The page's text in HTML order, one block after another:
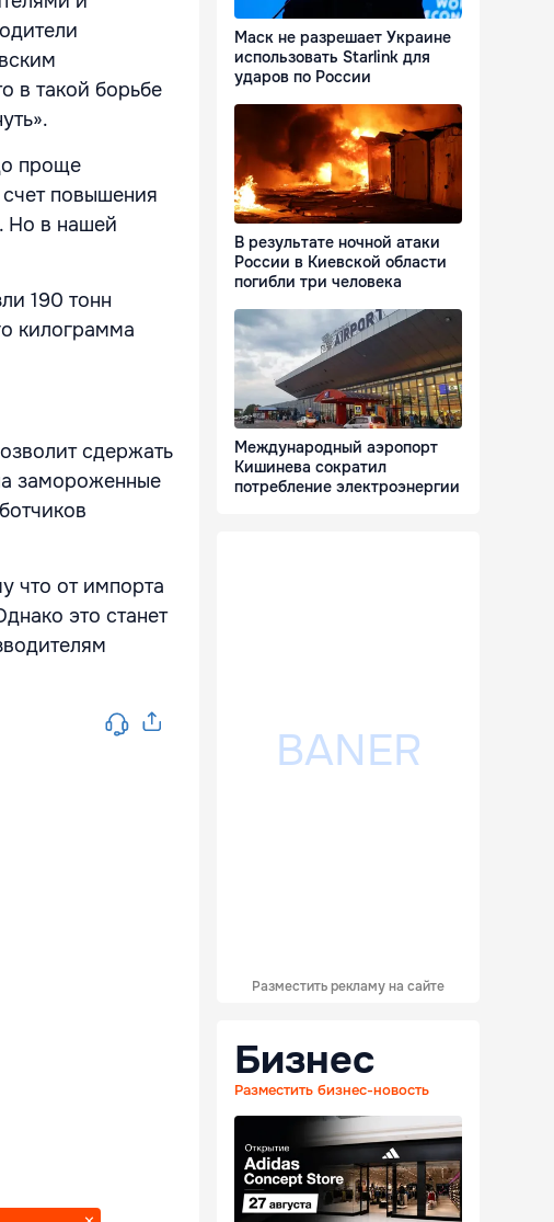
в такой борьбе
проще
счет повышения
Но в нашей
190 тонн
килограмма
сдержать
замороженные
что от импорта
это станет
Маск не разрешает Украине
использовать Starlink для
ударов по России
В результате ночной атаки
России в Киевской области
погибли три человека
Международный аэропорт
Кишинева сократил
потребление электроэнергии
Разместить рекламу на сайте
Бизнес
Разместить бизнес-новость